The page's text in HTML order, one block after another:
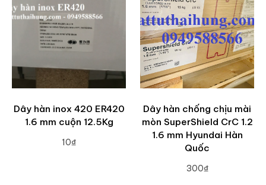
Dây hàn inox 420 ER420
1.6 mm cuộn 12.5Kg
10₫
Dây hàn chống chịu mài
mòn SuperShield CrC 1.2
1.6 mm Hyundai Hàn
Quốc
300₫